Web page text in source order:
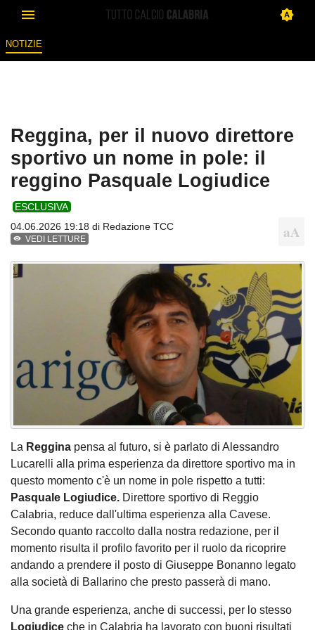
NOTIZIE
Reggina, per il nuovo direttore
sportivo un nome in pole: il
reggino Pasquale Logiudice
ESCLUSIVA
04.06.2026 19:18 di Redazione TCC
VEDI LETTURE
La Reggina pensa al futuro, si è parlato di Alessandro
Lucarelli alla prima esperienza da direttore sportivo ma in
questo momento c'è un nome in pole rispetto a tutti:
Pasquale Logiudice. Direttore sportivo di Reggio
Calabria, reduce dall'ultima esperienza alla Cavese.
Secondo quanto raccolto dalla nostra redazione, per il
momento risulta il profilo favorito per il ruolo da ricoprire
andando a prendere il posto di Giuseppe Bonanno legato
alla società di Ballarino che presto passerà di mano.
Una grande esperienza, anche di successi, per lo stesso
Logiudice che in Calabria ha lavorato con buoni risultati